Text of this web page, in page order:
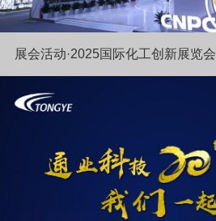
展会活动·2025国际化工创新展览会